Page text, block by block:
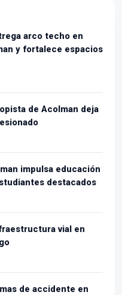
arco techo en
y fortalece espacios
de Acolman deja
impulsa educación
destacados
vial en
de accidente en